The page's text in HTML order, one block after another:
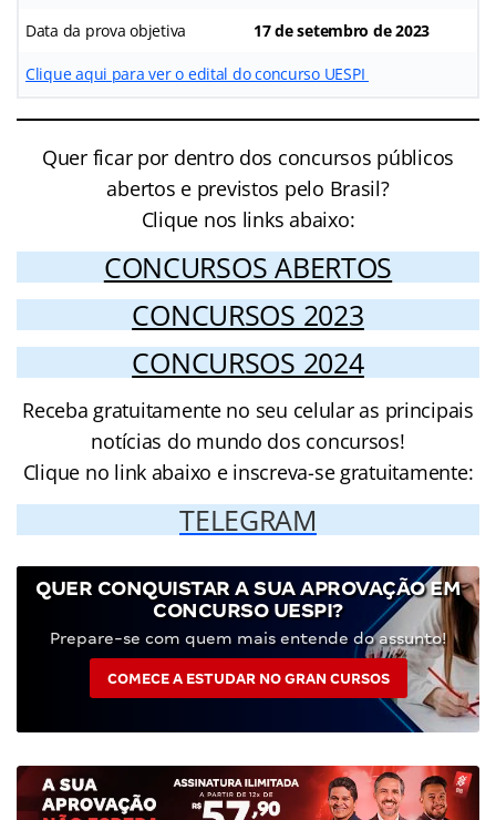
Data da prova objetiva 17 de setembro de 2023
Clique aqui para ver o edital do concurso UESPI
Quer ficar por dentro dos concursos públicos
abertos e previstos pelo Brasil?
Clique nos links abaixo:
CONCURSOS ABERTOS
CONCURSOS 2023
CONCURSOS 2024
Receba gratuitamente no seu celular as principais
notícias do mundo dos concursos!
Clique no link abaixo e inscreva-se gratuitamente:
TELEGRAM
QUER CONQUISTAR A SUA APROVAÇÃO EM
CONCURSO UESPI?
Prepare-se com quem mais entende do assunto!
COMECE A ESTUDAR NO GRAN CURSOS